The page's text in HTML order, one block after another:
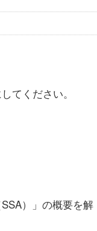
てください。
）」の概要を解